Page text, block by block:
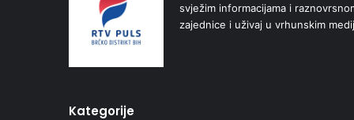
svježim informacijama i
zajednice i uživaj u vrhunskim
Kategorije